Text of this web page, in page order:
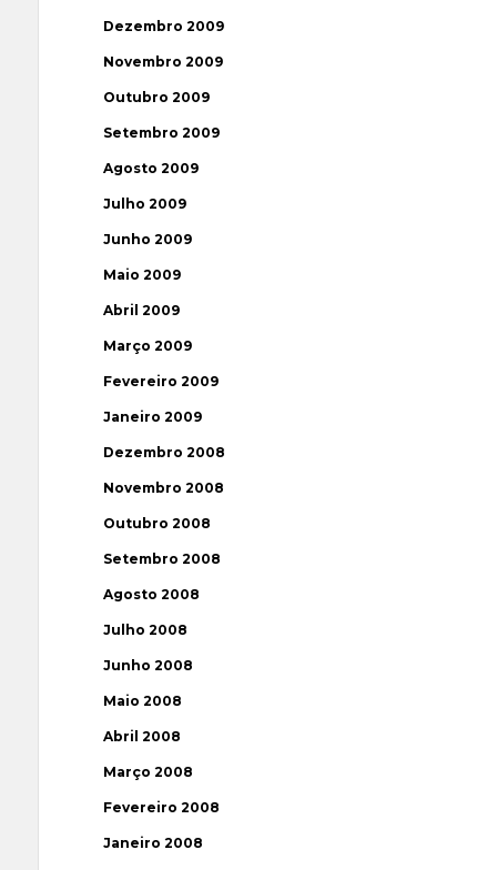
Dezembro 2009
Novembro 2009
Outubro 2009
Setembro 2009
Agosto 2009
Julho 2009
Junho 2009
Maio 2009
Abril 2009
Março 2009
Fevereiro 2009
Janeiro 2009
Dezembro 2008
Novembro 2008
Outubro 2008
Setembro 2008
Agosto 2008
Julho 2008
Junho 2008
Maio 2008
Abril 2008
Março 2008
Fevereiro 2008
Janeiro 2008